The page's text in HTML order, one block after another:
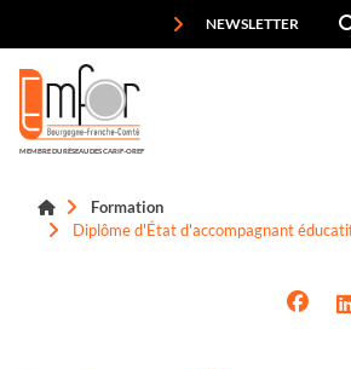
NEWSLETTER
MEMBRE DU RÉSEAU DES CARIF-OREF
Formation
Diplôme d'État d'accompagnant
Panneau de gestion des cookies